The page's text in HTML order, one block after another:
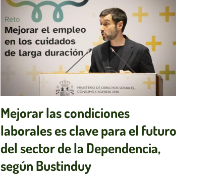
Mejorar las condiciones
laborales es clave para el futuro
del sector de la Dependencia,
según Bustinduy